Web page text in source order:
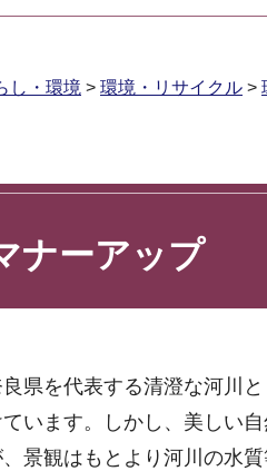
し・環境 > 環境・リサイクル >
ナーアップ
県を代表する清澄な河川
います。しかし、美しい
景観はもとより河川の水